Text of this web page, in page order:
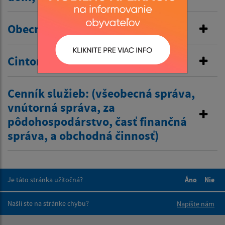
Obecné nájomné byty
Cintorínske poplatky
Cenník služieb: (všeobecná správa,
vnútorná správa, za
pôdohospodárstvo, časť finančná
správa, a obchodná činnosť)
Je táto stránka užitočná?
Áno
Nie
Našli ste na stránke chybu?
Napíšte nám